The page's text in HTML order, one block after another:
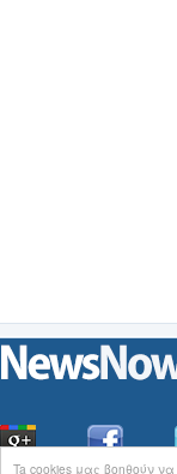
Ta cookies μας βοηθούν